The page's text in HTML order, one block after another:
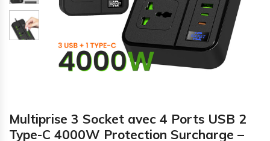
Multiprise 3 Socket avec 4 Ports USB 2
Type-C 4000W Protection Surcharge –